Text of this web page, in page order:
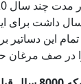
این دساتیر
در صف مرغان